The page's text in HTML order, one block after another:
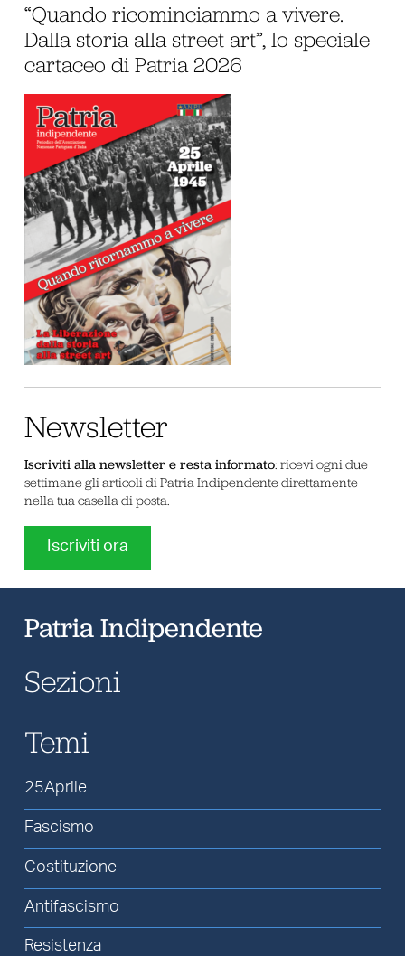
“Quando ricominciammo a vivere.
Dalla storia alla street art”, lo speciale
cartaceo di Patria 2026
Newsletter
Iscriviti alla newsletter e resta informato: ricevi ogni due
settimane gli articoli di Patria Indipendente direttamente
nella tua casella di posta.
Iscriviti ora
Patria Indipendente
Sezioni
Temi
25Aprile
Fascismo
Costituzione
Antifascismo
Resistenza